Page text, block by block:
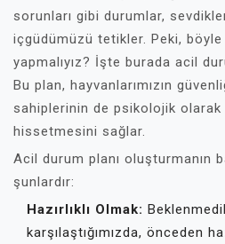
sorunları gibi durumlar,
içgüdümüzü tetikler. Peki,
yapmalıyız? İşte burada acil
Bu plan, hayvanlarımızın
sahiplerinin de psikolojik olarak
hissetmesini sağlar.
Acil durum planı oluşturmanın
şunlardır:
Hazırlıklı Olmak:
karşılaştığımızda, önceden